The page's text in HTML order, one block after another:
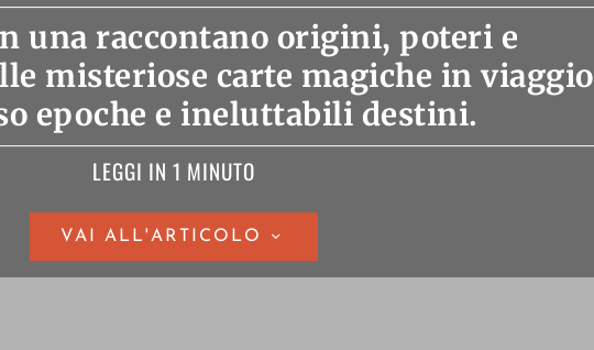
una raccontano origini, poteri e
misteriose carte magiche in viaggio
epoche e ineluttabili destini.
LEGGI IN 1 MINUTO
VAI ALL'ARTICOLO